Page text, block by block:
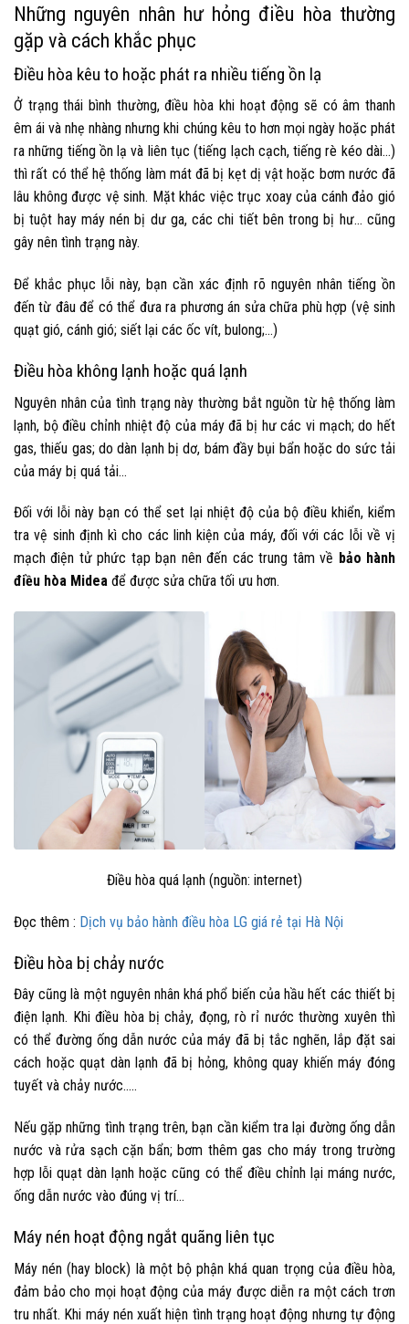
Những nguyên nhân hư hỏng điều hòa thường
gặp và cách khắc phục
Điều hòa kêu to hoặc phát ra nhiều tiếng ồn lạ
Ở trạng thái bình thường, điều hòa khi hoạt động sẽ có âm thanh
êm ái và nhẹ nhàng nhưng khi chúng kêu to hơn mọi ngày hoặc phát
ra những tiếng ồn lạ và liên tục (tiếng lạch cạch, tiếng rè kéo dài…)
thì rất có thể hệ thống làm mát đã bị kẹt dị vật hoặc bơm nước đã
lâu không được vệ sinh. Mặt khác việc trục xoay của cánh đảo gió
bị tuột hay máy nén bị dư ga, các chi tiết bên trong bị hư… cũng
gây nên tình trạng này.
Để khắc phục lỗi này, bạn cần xác định rõ nguyên nhân tiếng ồn
đến từ đâu để có thể đưa ra phương án sửa chữa phù hợp (vệ sinh
quạt gió, cánh gió; siết lại các ốc vít, bulong;…)
Điều hòa không lạnh hoặc quá lạnh
Nguyên nhân của tình trạng này thường bắt nguồn từ hệ thống làm
lạnh, bộ điều chỉnh nhiệt độ của máy đã bị hư các vi mạch; do hết
gas, thiếu gas; do dàn lạnh bị dơ, bám đầy bụi bẩn hoặc do sức tải
của máy bị quá tải…
Đối với lỗi này bạn có thể set lại nhiệt độ của bộ điều khiển, kiểm
tra vệ sinh định kì cho các linh kiện của máy, đối với các lỗi về vị
mạch điện tử phức tạp bạn nên đến các trung tâm về bảo hành
điều hòa Midea để được sửa chữa tối ưu hơn.
Điều hòa quá lạnh (nguồn: internet)
Đọc thêm : Dịch vụ bảo hành điều hòa LG giá rẻ tại Hà Nội
Điều hòa bị chảy nước
Đây cũng là một nguyên nhân khá phổ biến của hầu hết các thiết bị
điện lạnh. Khi điều hòa bị chảy, đọng, rò rỉ nước thường xuyên thì
có thể đường ống dẫn nước của máy đã bị tắc nghẽn, lắp đặt sai
cách hoặc quạt dàn lạnh đã bị hỏng, không quay khiến máy đóng
tuyết và chảy nước…..
Nếu gặp những tình trạng trên, bạn cần kiểm tra lại đường ống dẫn
nước và rửa sạch cặn bẩn; bơm thêm gas cho máy trong trường
hợp lỗi quạt dàn lạnh hoặc cũng có thể điều chỉnh lại máng nước,
ống dẫn nước vào đúng vị trí…
Máy nén hoạt động ngắt quãng liên tục
Máy nén (hay block) là một bộ phận khá quan trọng của điều hòa,
đảm bảo cho mọi hoạt động của máy được diễn ra một cách trơn
tru nhất. Khi máy nén xuất hiện tình trạng hoạt động nhưng tự động